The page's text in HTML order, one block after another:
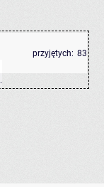
przyjętych: 83
.